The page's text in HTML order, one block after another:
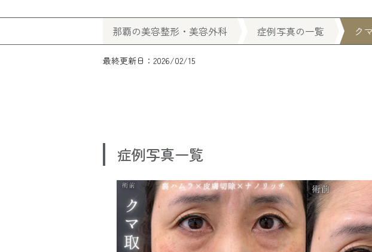
那覇の美容整形・美容外科 症例写真の一覧 ク
最終更新日：2026/02/15
症例写真一覧